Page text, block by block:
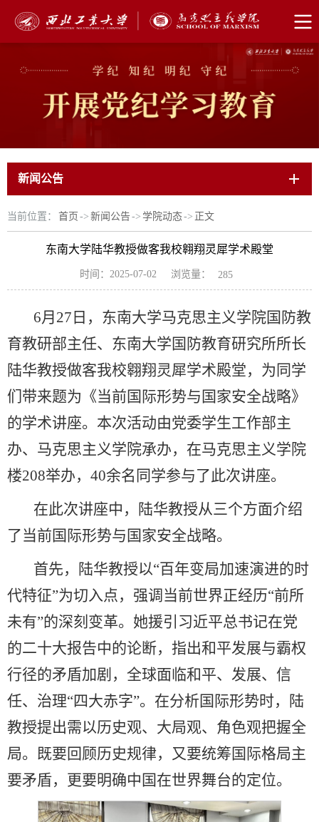
新闻公告
当前位置： 首页 -> 新闻公告-> 学院动态-> 正文
东南大学陆华教授做客我校翱翔灵犀学术殿堂
时间：2025-07-02 浏览量： 285
6月27日，东南大学马克思主义学院国防教
育教研部主任、东南大学国防教育研究所所长
陆华教授做客我校翱翔灵犀学术殿堂，为同学
们带来题为《当前国际形势与国家安全战略》
的学术讲座。本次活动由党委学生工作部主
办、马克思主义学院承办，在马克思主义学院
楼208举办，40余名同学参与了此次讲座。
在此次讲座中，陆华教授从三个方面介绍
了当前国际形势与国家安全战略。
首先，陆华教授以“百年变局加速演进的时
代特征”为切入点，强调当前世界正经历“前所
未有”的深刻变革。她援引习近平总书记在党
的二十大报告中的论断，指出和平发展与霸权
行径的矛盾加剧，全球面临和平、发展、信
任、治理“四大赤字”。在分析国际形势时，陆
教授提出需以历史观、大局观、角色观把握全
局。既要回顾历史规律，又要统筹国际格局主
要矛盾，更要明确中国在世界舞台的定位。